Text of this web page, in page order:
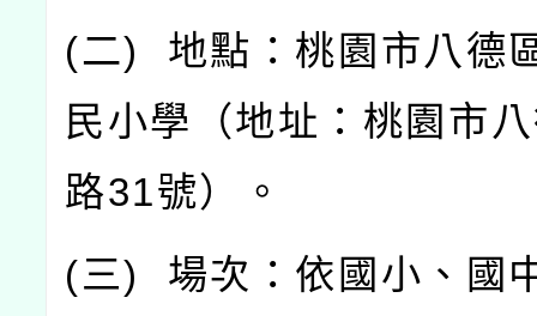
(二) 地點：桃園市八德
民小學（地址：桃園市
路31號）。
(三) 場次：依國小、國